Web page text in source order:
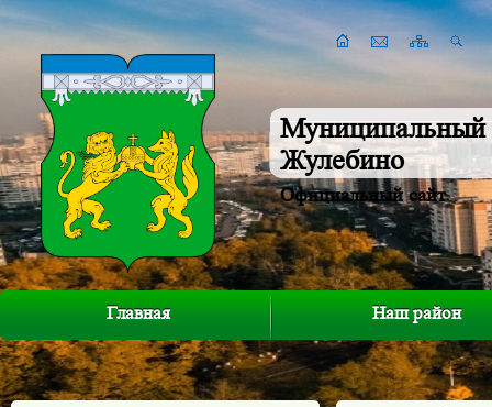
Муниципальный
Жулебино
Официальный сайт
Главная Наш район